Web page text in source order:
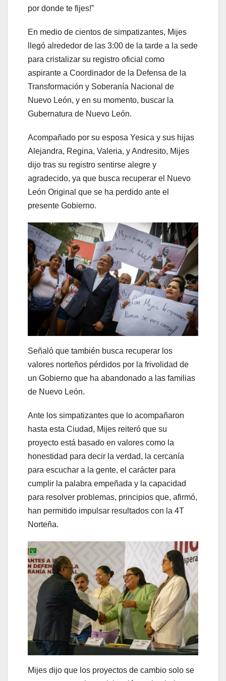
por donde te fijes!”
En medio de cientos de simpatizantes, Mijes
llegó alrededor de las 3:00 de la tarde a la sede
para cristalizar su registro oficial como
aspirante a Coordinador de la Defensa de la
Transformación y Soberanía Nacional de
Nuevo León, y en su momento, buscar la
Gubernatura de Nuevo León.
Acompañado por su esposa Yesica y sus hijas
Alejandra, Regina, Valeria, y Andresito, Mijes
dijo tras su registro sentirse alegre y
agradecido, ya que busca recuperar el Nuevo
León Original que se ha perdido ante el
presente Gobierno.
Señaló que también busca recuperar los
valores norteños pérdidos por la frivolidad de
un Gobierno que ha abandonado a las familias
de Nuevo León.
Ante los simpatizantes que lo acompañaron
hasta esta Ciudad, Mijes reiteró que su
proyecto está basado en valores como la
honestidad para decir la verdad, la cercanía
para escuchar a la gente, el carácter para
cumplir la palabra empeñada y la capacidad
para resolver problemas, principios que, afirmó,
han permitido impulsar resultados con la 4T
Norteña.
Mijes dijo que los proyectos de cambio solo se